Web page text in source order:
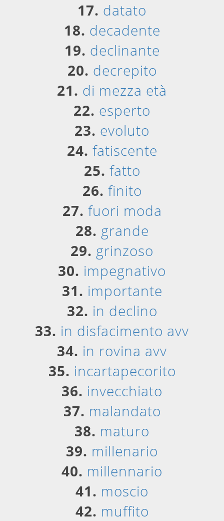
17. datato
18. decadente
19. declinante
20. decrepito
21. di mezza età
22. esperto
23. evoluto
24. fatiscente
25. fatto
26. finito
27. fuori moda
28. grande
29. grinzoso
30. impegnativo
31. importante
32. in declino
33. in disfacimento avv
34. in rovina avv
35. incartapecorito
36. invecchiato
37. malandato
38. maturo
39. millenario
40. millennario
41. moscio
42. muffito